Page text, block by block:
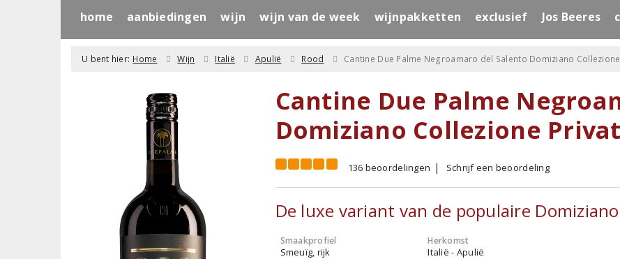
home aanbiedingen wijn wijn van de week wijnpakketten exclusief Jos Beeres
U bent hier: Home Wijn Italië Apulië Rood Cantine Due Palme Negroamaro del Salento Domiziano
Cantine Due Palme
Domiziano Collezione
136 beoordelingen Schrijf een beoordeling
De luxe variant van de populaire Domiziano
Smaakprofiel
Smeuïg, rijk
Herkomst
Italië - Apulië